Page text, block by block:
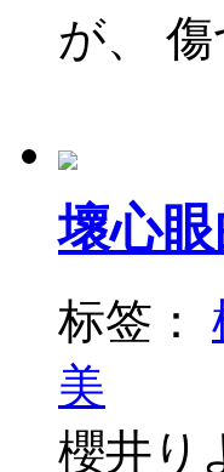
が、
壞心
标签：
美
櫻井